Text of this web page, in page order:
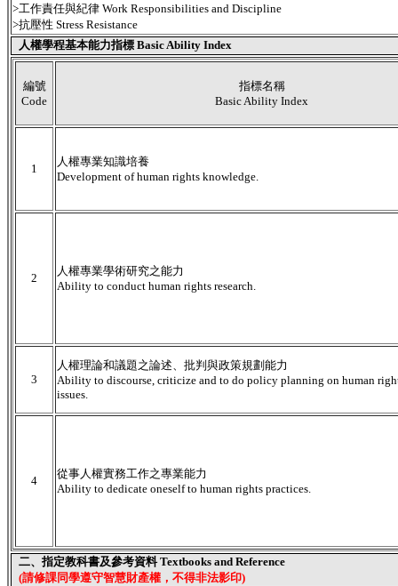
>工作責任與紀律 Work Responsibilities and Discipline
>抗壓性 Stress Resistance
人權學程基本能力指標 Basic Ability Index
編號
Code
指標名稱
Basic Ability Index
1
人權專業知識培養
Development of human rights knowledge.
2
人權專業學術研究之能力
Ability to conduct human rights research.
3
人權理論和議題之論述、批判與政策規劃能力
Ability to discourse, criticize and to do policy planning on human
issues.
4
從事人權實務工作之專業能力
Ability to dedicate oneself to human rights practices.
二、指定教科書及參考資料 Textbooks and Reference
(請修課同學遵守智慧財產權，不得非法影印)